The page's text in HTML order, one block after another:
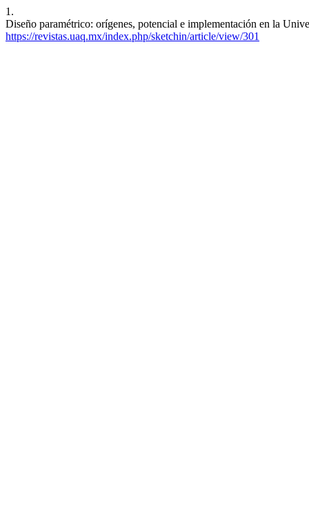
1.
Diseño paramétrico: orígenes, potencial e implementación en la
https://revistas.uaq.mx/index.php/sketchin/article/view/301